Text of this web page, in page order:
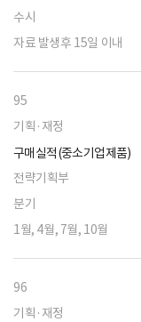
수시
자료 발생후 15일 이내
95
기획·재정
구매실적(중소기업제품)
전략기획부
분기
1월, 4월, 7월, 10월
96
기획·재정